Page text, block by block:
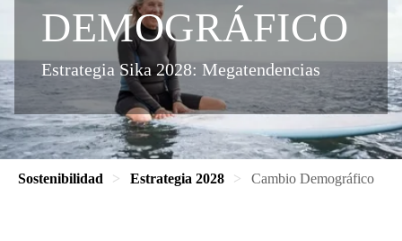
DEMOGRÁFICO
Estrategia Sika 2028: Megatendencias
Sostenibilidad Estrategia 2028 Cambio Demográfico